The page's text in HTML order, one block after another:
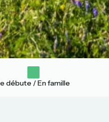
débute / En famille